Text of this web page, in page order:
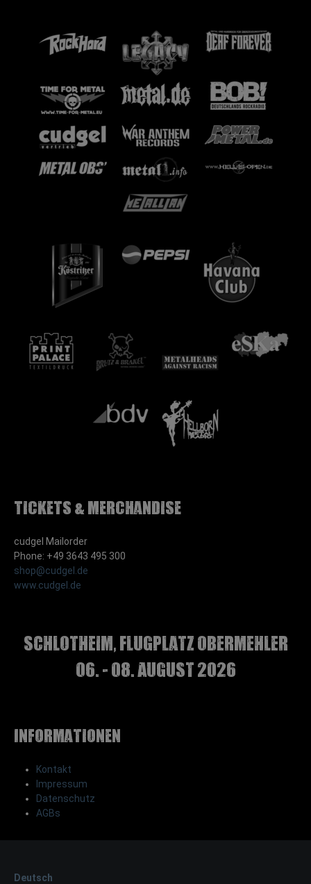
Tickets & Merchandise
cudgel Mailorder
Phone: +49 3643 495 300
shop@cudgel.de
www.cudgel.de
Schlotheim, Flugplatz Obermehler
06. - 08. August 2026
Informationen
Kontakt
Impressum
Datenschutz
AGBs
Deutsch